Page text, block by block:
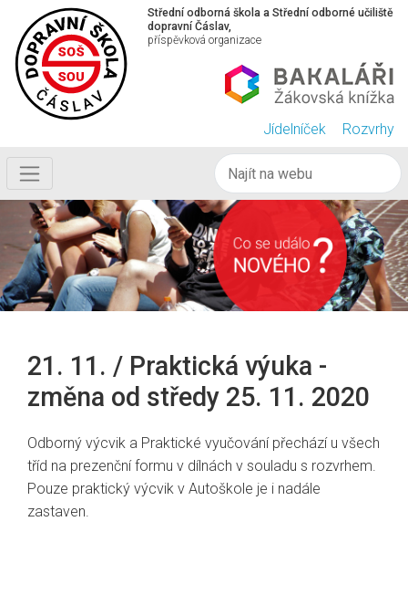
Střední odborná škola a Střední odborné učiliště
dopravní Čáslav,
příspěvková organizace
Jídelníček Rozvrhy
21. 11. / Praktická výuka -
změna od středy 25. 11. 2020
Odborný výcvik a Praktické vyučování přechází u všech
tříd na prezenční formu v dílnách v souladu s rozvrhem.
Pouze praktický výcvik v Autoškole je i nadále
zastaven.